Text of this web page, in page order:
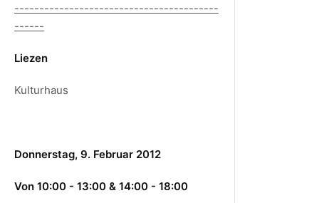
-----------------------------------------
------
Liezen
Kulturhaus
Donnerstag, 9. Februar 2012
Von 10:00 - 13:00 & 14:00 - 18:00